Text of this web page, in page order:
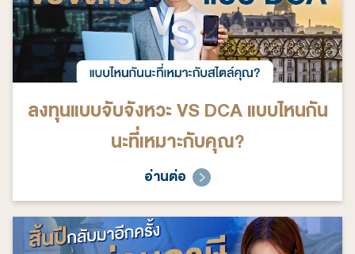
ลงทุนแบบจับจังหวะ VS DCA แบบไหนกัน
นะที่เหมาะกับคุณ?
อ่านต่อ